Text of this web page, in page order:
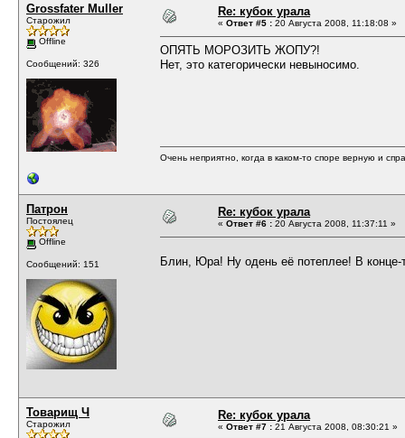
Grossfater Muller
Старожил
Offline
Сообщений: 326
Re: кубок урала
« Ответ #5 : 20 Августа 2008, 11:18:08 »
ОПЯТЬ МОРОЗИТЬ ЖОПУ?!
Нет, это категорически невыносимо.
Очень неприятно, когда в каком-то споре верную и
Патрон
Постоялец
Offline
Сообщений: 151
Re: кубок урала
« Ответ #6 : 20 Августа 2008, 11:37:11 »
Блин, Юра! Ну одень её потеплее! В конце-
Товарищ Ч
Старожил
Re: кубок урала
« Ответ #7 : 21 Августа 2008, 08:30:21 »